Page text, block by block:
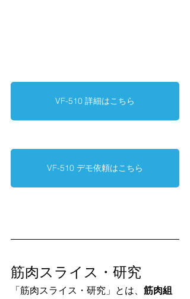
VF-510 詳細はこちら
VF-510 デモ依頼はこちら
筋肉スライス・研究
「筋肉スライス・研究」とは、 筋肉組